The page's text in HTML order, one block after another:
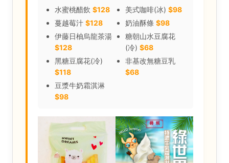
水蜜桃醋飲 $128
蔓越莓汁 $128
伊藤日柚烏龍茶湯
$128
黑糖豆腐花(冷)
$118
豆漿牛奶霜淇淋
$98
美式咖啡(冰) $98
奶油酥條 $98
糖朝山水豆腐花
(冷) $68
非基改無糖豆乳
$68